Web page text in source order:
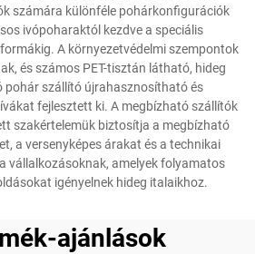
számára különféle pohárkonfigurációk
ivópoharaktól kezdve a speciális
A környezetvédelmi szempontok
és számos PET-tisztán látható, hideg
pohár szállító újrahasznosítható és
fejlesztett ki. A megbízható szállítók
szakértelemük biztosítja a megbízható
a versenyképes árakat és a technikai
vállalkozásoknak, amelyek folyamatos
igényelnek hideg italaikhoz.
ajánlások